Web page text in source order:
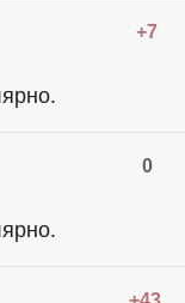
+7
0